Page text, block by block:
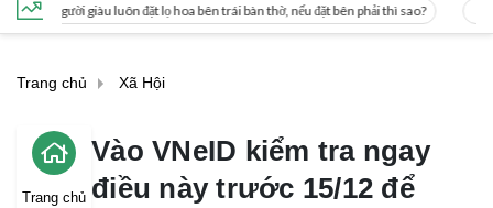
lọ hoa bên trái bàn thờ, nếu đặt bên phải thì sao? Cách uống nước mía giúp
Trang chủ Xã Hội
Trang chủ
Vào VNeID kiểm tra ngay
điều này trước 15/12 để